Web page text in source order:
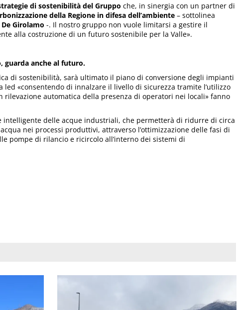
di sostenibilità del Gruppo che, in sinergia con un partner di
della Regione in difesa dell’ambiente – sottolinea
Girolamo -. Il nostro gruppo non vuole limitarsi a gestire il
alla costruzione di un futuro sostenibile per la Valle».
guarda anche al futuro.
di sostenibilità, sarà ultimato il piano di conversione degli impianti
«consentendo di innalzare il livello di sicurezza tramite l’utilizzo
automatica della presenza di operatori nei locali» fanno
intelligente delle acque industriali, che permetterà di ridurre di circa
nei processi produttivi, attraverso l’ottimizzazione delle fasi di
pompe di rilancio e ricircolo all’interno dei sistemi di